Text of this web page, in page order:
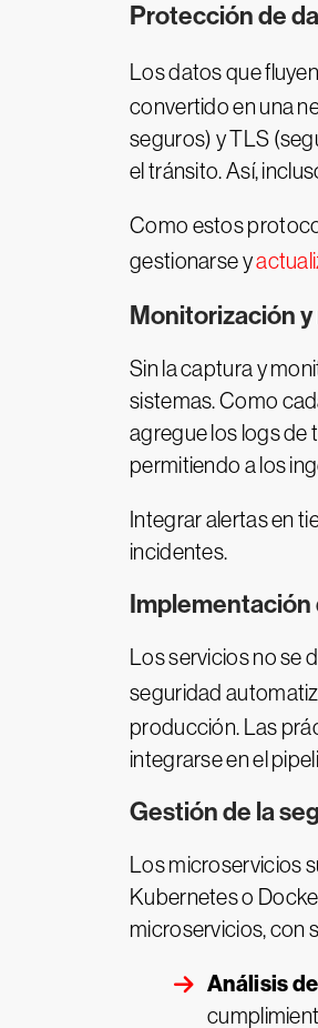
Protección de
Los datos que
convertido en una
seguros) y TLS
el tránsito. Así,
Como estos
gestionarse y
Monitorización
Sin la captura y
sistemas. Como
agregue los logs de
permitiendo a los
Integrar alertas en
incidentes.
Los servicios no se
seguridad
producción. Las
integrarse en el
Gestión de la
Los microservicios
Kubernetes o
microservicios, con
Análisis